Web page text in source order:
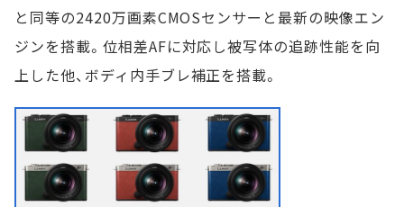
と同等の2420万画素CMOSセンサーと最新の映像エン
ジンを搭載。位相差AFに対応し被写体の追跡性能を向
上した他、ボディ内手ブレ補正を搭載。